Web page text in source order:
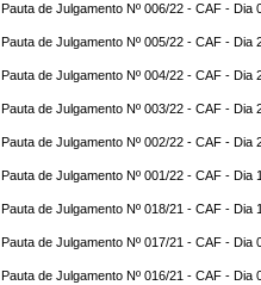
Pauta de Julgamento Nº 006/22 - CAF - Dia
Pauta de Julgamento Nº 005/22 - CAF - Dia
Pauta de Julgamento Nº 004/22 - CAF - Dia
Pauta de Julgamento Nº 003/22 - CAF - Dia
Pauta de Julgamento Nº 002/22 - CAF - Dia
Pauta de Julgamento Nº 001/22 - CAF - Dia
Pauta de Julgamento Nº 018/21 - CAF - Dia
Pauta de Julgamento Nº 017/21 - CAF - Dia
Pauta de Julgamento Nº 016/21 - CAF - Dia